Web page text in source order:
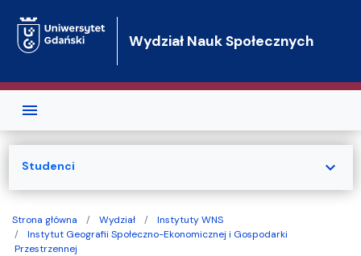
Wydział Nauk Społecznych
Strona główna Wydział
Instytuty WNS
Instytut Geografii Społeczno-Ekonomicznej i Gospodarki
Przestrzennej
Studenci expand_more